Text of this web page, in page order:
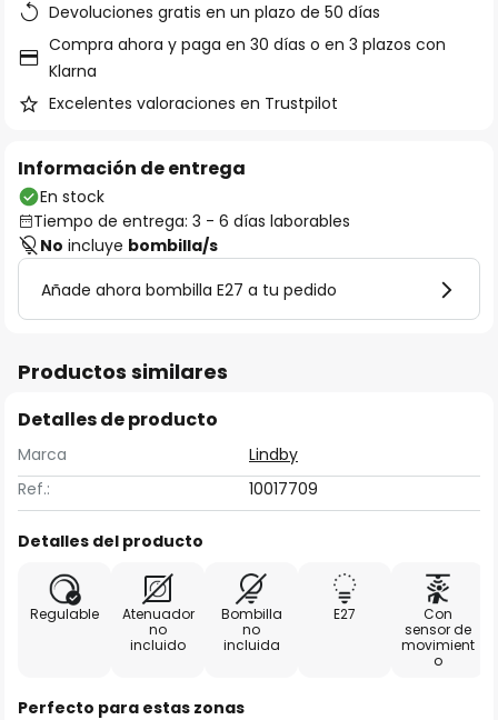
Devoluciones gratis en un plazo de 50 días
Compra ahora y paga en 30 días o en 3 plazos con
Klarna
Excelentes valoraciones en Trustpilot
Información de entrega
En stock
Tiempo de entrega: 3 - 6 días laborables
No incluye bombilla/s
Añade ahora bombilla E27 a tu pedido
Productos similares
Detalles de producto
Marca
Lindby
Ref.:
10017709
Detalles del producto
Regulable
Atenuador
no
incluido
Bombilla
no
incluida
E27
Con
sensor de
movimient
o
Perfecto para estas zonas